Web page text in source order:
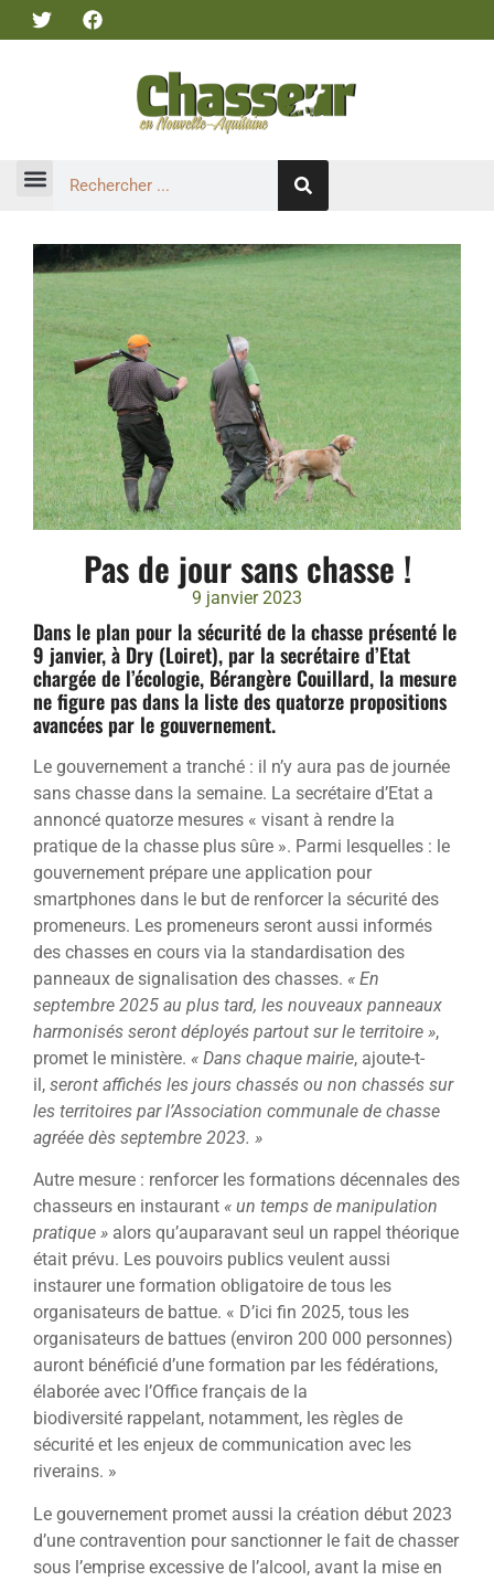
Pas de jour sans chasse !
9 janvier 2023
Dans le plan pour la sécurité de la chasse présenté le
9 janvier, à Dry (Loiret), par la secrétaire d’Etat
chargée de l’écologie, Bérangère Couillard, la mesure
ne figure pas dans la liste des quatorze propositions
avancées par le gouvernement.
Le gouvernement a tranché : il n’y aura pas de journée
sans chasse dans la semaine. La secrétaire d’Etat a
annoncé quatorze mesures « visant à rendre la
pratique de la chasse plus sûre ». Parmi lesquelles : le
gouvernement prépare une application pour
smartphones dans le but de renforcer la sécurité des
promeneurs. Les promeneurs seront aussi informés
des chasses en cours via la standardisation des
panneaux de signalisation des chasses. « En
septembre 2025 au plus tard, les nouveaux panneaux
harmonisés seront déployés partout sur le territoire »,
promet le ministère. « Dans chaque mairie, ajoute-t-
il, seront affichés les jours chassés ou non chassés sur
les territoires par l’Association communale de chasse
agréée dès septembre 2023. »
Autre mesure : renforcer les formations décennales des
chasseurs en instaurant « un temps de manipulation
pratique » alors qu’auparavant seul un rappel théorique
était prévu. Les pouvoirs publics veulent aussi
instaurer une formation obligatoire de tous les
organisateurs de battue. « D’ici fin 2025, tous les
organisateurs de battues (environ 200 000 personnes)
auront bénéficié d’une formation par les fédérations,
élaborée avec l’Office français de la
biodiversité rappelant, notamment, les règles de
sécurité et les enjeux de communication avec les
riverains. »
Le gouvernement promet aussi la création début 2023
d’une contravention pour sanctionner le fait de chasser
sous l’emprise excessive de l’alcool, avant la mise en